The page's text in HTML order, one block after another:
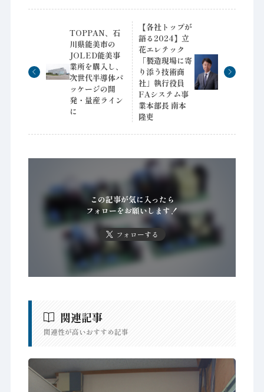
TOPPAN、石
川県能美市の
JOLED能美事
業所を購入し、
次世代半導体パ
ッケージの開
発・量産ライン
に
【各社トップが
語る2024】立
花エレテック
「製造現場に寄
り添う技術商
社」執行役員
FAシステム事
業本部長 南本
隆吏
この記事が気に入ったら
フォローをお願いします！
フォローする
関連記事
関連性が高いおすすめ記事